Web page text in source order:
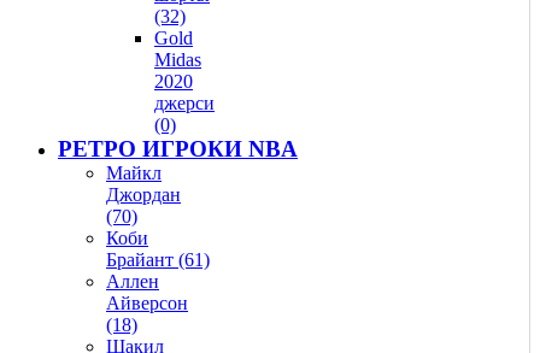
(32)
Gold
Midas
2020
джерси
(0)
РЕТРО ИГРОКИ NBA
Майкл
Джордан
(70)
Коби
Брайант (61)
Аллен
Айверсон
(18)
Шакил